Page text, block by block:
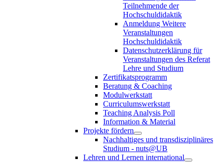
Teilnehmende der
Hochschuldidaktik
Anmeldung Weitere
Veranstaltungen
Hochschuldidaktik
Datenschutzerklärung für
Veranstaltungen des Referat
Lehre und Studium
Zertifikatsprogramm
Beratung & Coaching
Modulwerkstatt
Curriculumswerkstatt
Teaching Analysis Poll
Information & Material
Projekte fördern
Nachhaltiges und transdisziplinäres
Studium - nuts@UB
Lehren und Lernen international